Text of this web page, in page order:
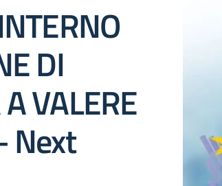
DI
VALERE
Next